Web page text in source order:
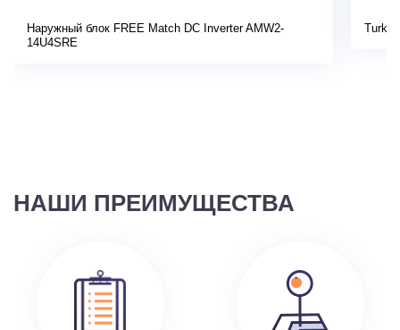
Наружный блок FREE Match DC Inverter AMW2-
14U4SRE
НАШИ ПРЕИМУЩЕСТВА